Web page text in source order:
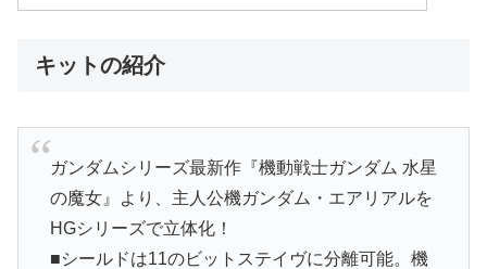
キットの紹介
ガンダムシリーズ最新作『機動戦士ガンダム 水星
の魔女』より、主人公機ガンダム・エアリアルを
HGシリーズで立体化！
■シールドは11のビットステイヴに分離可能。機